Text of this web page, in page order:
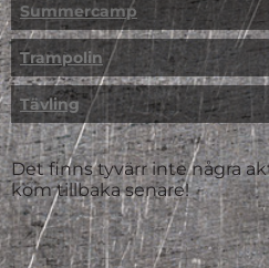
Summercamp
Trampolin
Tävling
Det finns tyvärr inte några
kom tillbaka senare!